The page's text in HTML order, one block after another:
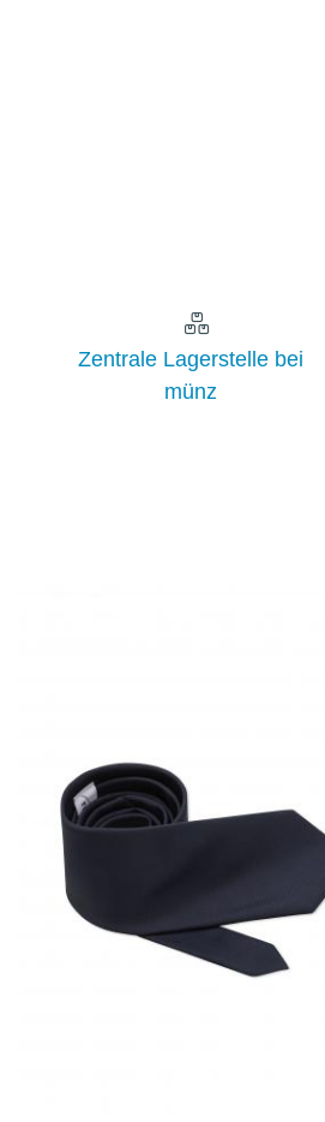
Zentrale Lagerstelle bei
münz